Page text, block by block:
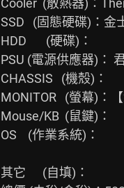
Cooler  (散熱器)：
SSD   (固態硬碟)：金
HDD       (硬碟)：
PSU (電源供應器)：
CHASSIS   (機殼)：
MONITOR   (螢幕)：
Mouse/KB  (鼠鍵)：
OS    (作業系統)：
其它      (自填)：